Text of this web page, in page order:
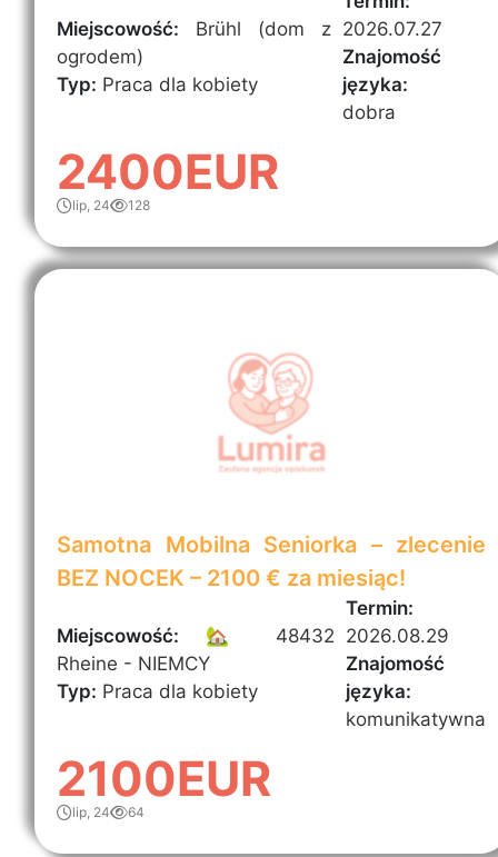
Miejscowość:
Brühl (dom z
ogrodem)
Typ: Praca dla kobiety
2026.07.27
Znajomość
języka:
dobra
2400EUR
lip, 24 128
Samotna Mobilna Seniorka – zlecenie
BEZ NOCEK – 2100 € za miesiąc!
Miejscowość:
🏡 48432
Rheine - NIEMCY
Typ: Praca dla kobiety
Termin:
2026.08.29
Znajomość
języka:
komunikatywna
2100EUR
lip, 24 64